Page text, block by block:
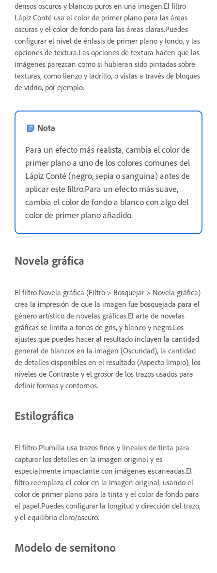
densos oscuros y blancos puros en una imagen.El filtro
Lápiz Conté usa el color de primer plano para las áreas
oscuras y el color de fondo para las áreas claras.Puedes
configurar el nivel de énfasis de primer plano y fondo, y las
opciones de textura.Las opciones de textura hacen que las
imágenes parezcan como si hubieran sido pintadas sobre
texturas, como lienzo y ladrillo, o vistas a través de bloques
de vidrio, por ejemplo.
Nota
Para un efecto más realista, cambia el color de
primer plano a uno de los colores comunes del
Lápiz Conté (negro, sepia o sanguina) antes de
aplicar este filtro.Para un efecto más suave,
cambia el color de fondo a blanco con algo del
color de primer plano añadido.
Novela gráfica
El filtro Novela gráfica (Filtro > Bosquejar > Novela gráfica)
crea la impresión de que la imagen fue bosquejada para el
género artístico de novelas gráficas.El arte de novelas
gráficas se limita a tonos de gris, y blanco y negro.Los
ajustes que puedes hacer al resultado incluyen la cantidad
general de blancos en la imagen (Oscuridad), la cantidad
de detalles disponibles en el resultado (Aspecto limpio), los
niveles de Contraste y el grosor de los trazos usados para
definir formas y contornos.
Estilográfica
El filtro Plumilla usa trazos finos y lineales de tinta para
capturar los detalles en la imagen original y es
especialmente impactante con imágenes escaneadas.El
filtro reemplaza el color en la imagen original, usando el
color de primer plano para la tinta y el color de fondo para
el papel.Puedes configurar la longitud y dirección del trazo,
y el equilibrio claro/oscuro.
Modelo de semitono